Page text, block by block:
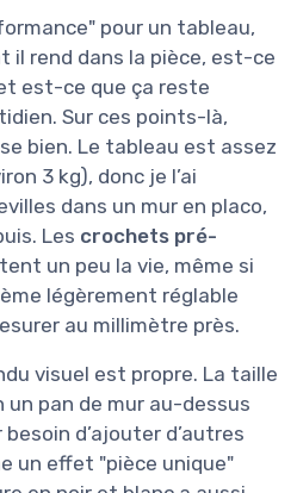
pour un tableau,
il rend dans la pièce, est-ce
est-ce que ça reste
Sur ces points-là,
bien. Le tableau est assez
3 kg), donc je l’ai
dans un mur en placo,
Les crochets pré-
un peu la vie, même si
légèrement réglable
au millimètre près.
visuel est propre. La taille
un pan de mur au-dessus
d’ajouter d’autres
un effet "pièce unique"